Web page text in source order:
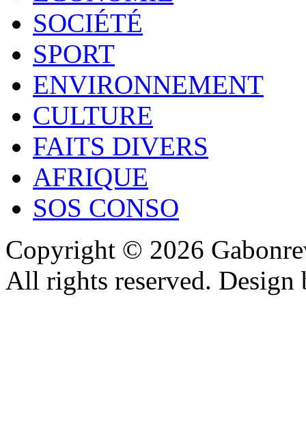
SOCIÉTÉ
SPORT
ENVIRONNEMENT
CULTURE
FAITS DIVERS
AFRIQUE
SOS CONSO
Copyright © 2026
All rights reserved.